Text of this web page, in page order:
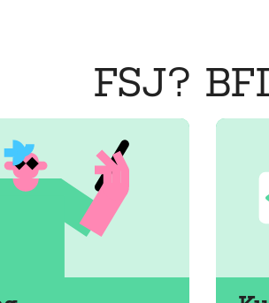
FSJ?
Mehr